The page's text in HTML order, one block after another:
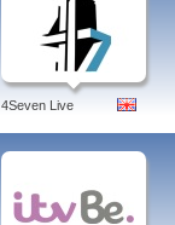
4Seven Live